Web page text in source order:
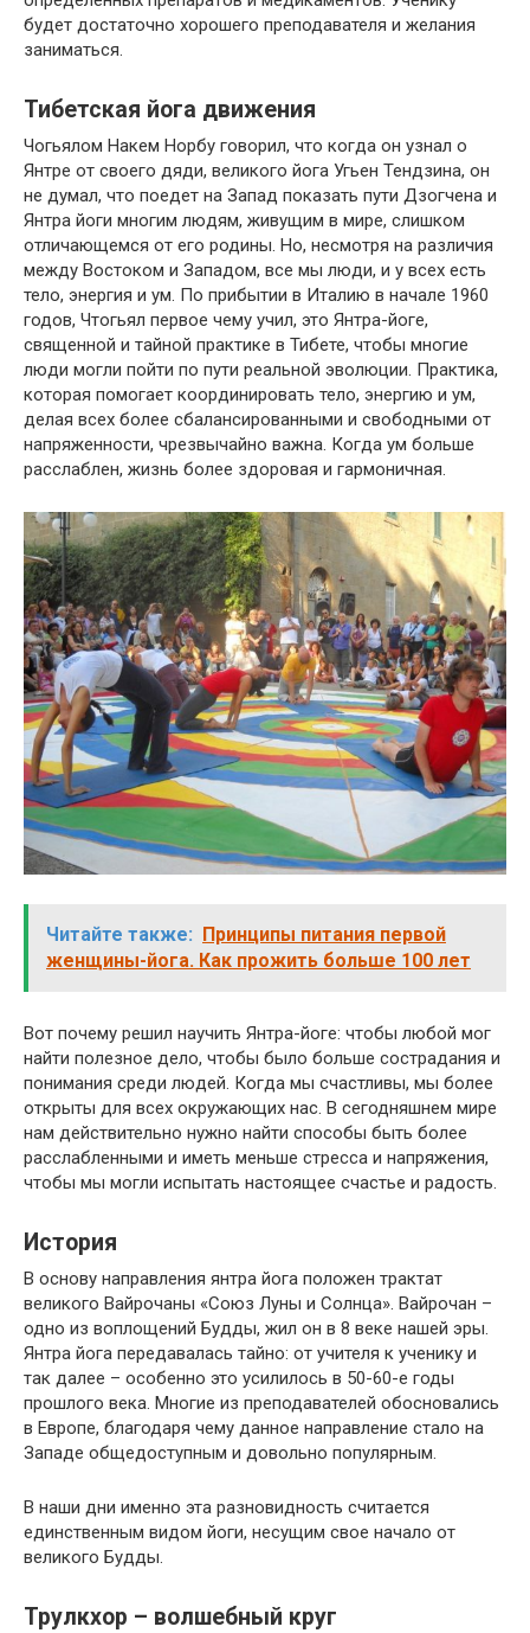
будет достаточно хорошего преподавателя и желания
заниматься.
Тибетская йога движения
Чогьялом Накем Норбу говорил, что когда он узнал о
Янтре от своего дяди, великого йога Угьен Тендзина, он
не думал, что поедет на Запад показать пути Дзогчена и
Янтра йоги многим людям, живущим в мире, слишком
отличающемся от его родины. Но, несмотря на различия
между Востоком и Западом, все мы люди, и у всех есть
тело, энергия и ум. По прибытии в Италию в начале 1960
годов, Чтогьял первое чему учил, это Янтра-йоге,
священной и тайной практике в Тибете, чтобы многие
люди могли пойти по пути реальной эволюции. Практика,
которая помогает координировать тело, энергию и ум,
делая всех более сбалансированными и свободными от
напряженности, чрезвычайно важна. Когда ум больше
расслаблен, жизнь более здоровая и гармоничная.
Читайте также: Принципы питания первой
женщины-йога. Как прожить больше 100 лет
Вот почему решил научить Янтра-йоге: чтобы любой мог
найти полезное дело, чтобы было больше сострадания и
понимания среди людей. Когда мы счастливы, мы более
открыты для всех окружающих нас. В сегодняшнем мире
нам действительно нужно найти способы быть более
расслабленными и иметь меньше стресса и напряжения,
чтобы мы могли испытать настоящее счастье и радость.
История
В основу направления янтра йога положен трактат
великого Вайрочаны «Союз Луны и Солнца». Вайрочан –
одно из воплощений Будды, жил он в 8 веке нашей эры.
Янтра йога передавалась тайно: от учителя к ученику и
так далее – особенно это усилилось в 50-60-е годы
прошлого века. Многие из преподавателей обосновались
в Европе, благодаря чему данное направление стало на
Западе общедоступным и довольно популярным.
В наши дни именно эта разновидность считается
единственным видом йоги, несущим свое начало от
великого Будды.
Трулкхор – волшебный круг